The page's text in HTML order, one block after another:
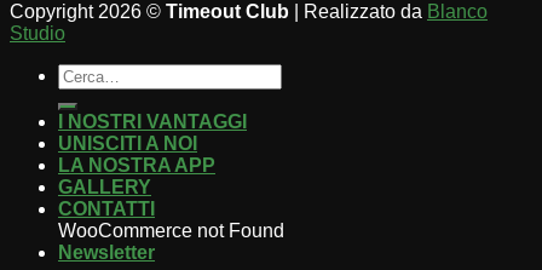
Copyright 2026 © Timeout Club | Realizzato da Blanco
Studio
I NOSTRI VANTAGGI
UNISCITI A NOI
LA NOSTRA APP
GALLERY
CONTATTI
WooCommerce not Found
Newsletter